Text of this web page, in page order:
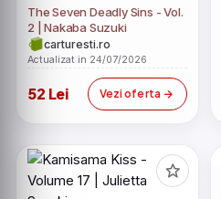
The Seven Deadly Sins - Vol.
2 | Nakaba Suzuki
carturesti.ro
Actualizat in 24/07/2026
52 Lei Vezi oferta